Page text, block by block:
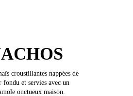
croustillantes nappées de
fondu et servies avec un
onctueux maison.